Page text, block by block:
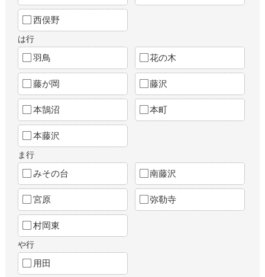
西俣野
は行
羽鳥 花の木
藤が岡 藤沢
本鵠沼 本町
本藤沢
ま行
みその台 南藤沢
宮原 弥勒寺
村岡東
や行
用田